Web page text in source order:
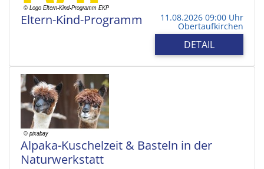
Eltern-Kind-Programm 11.08.2026 09:00 Uhr
Obertaufkirchen
DETAIL
Alpaka-Kuschelzeit & Basteln in der
Naturwerkstatt